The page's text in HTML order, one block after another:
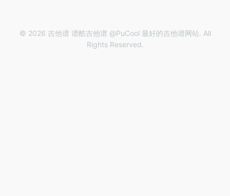
© 2026 吉他谱 谱酷吉他谱 @PuCool 最好的吉他谱网站. All
Rights Reserved.